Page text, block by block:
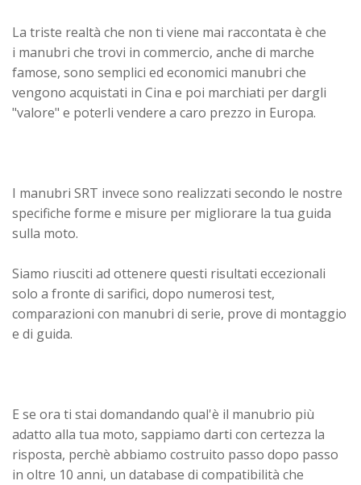
La triste realtà che non ti viene mai raccontata è che
i manubri che trovi in commercio, anche di marche
famose, sono semplici ed economici manubri che
vengono acquistati in Cina e poi marchiati per dargli
"valore" e poterli vendere a caro prezzo in Europa.
I manubri SRT invece sono realizzati secondo le nostre
specifiche forme e misure per migliorare la tua guida
sulla moto.
Siamo riusciti ad ottenere questi risultati eccezionali
solo a fronte di sarifici, dopo numerosi test,
comparazioni con manubri di serie, prove di montaggio
e di guida.
E se ora ti stai domandando qual'è il manubrio più
adatto alla tua moto, sappiamo darti con certezza la
risposta, perchè abbiamo costruito passo dopo passo
in oltre 10 anni, un database di compatibilità che